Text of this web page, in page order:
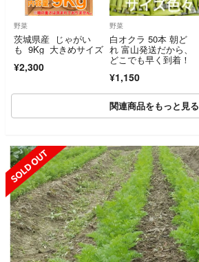
野菜
茨城県産 じゃがい
も 9Kg 大きめサイズ
¥2,300
野菜
白オクラ 50本 朝ど
れ 富山発送だから、
どこでも早く到着！
¥1,150
関連商品をもっと見る
SOLD OUT